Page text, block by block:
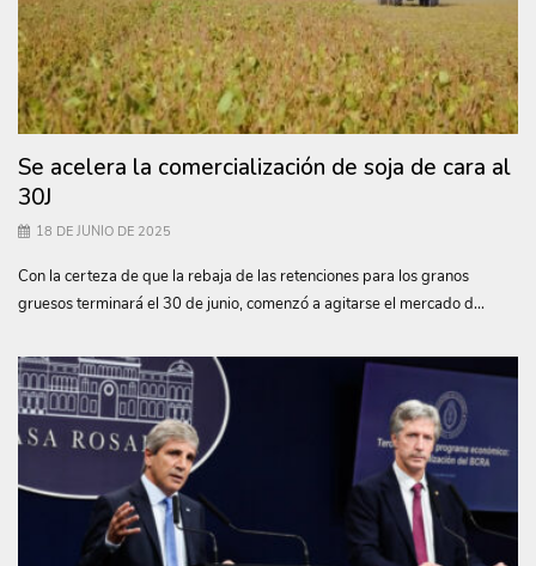
Se acelera la comercialización de soja de cara al
30J
18 DE JUNIO DE 2025
Con la certeza de que la rebaja de las retenciones para los granos
gruesos terminará el 30 de junio, comenzó a agitarse el mercado d...